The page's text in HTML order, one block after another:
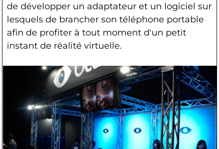
de développer un adaptateur et un logiciel sur
lesquels de brancher son téléphone portable
afin de profiter à tout moment d'un petit
instant de réalité virtuelle.